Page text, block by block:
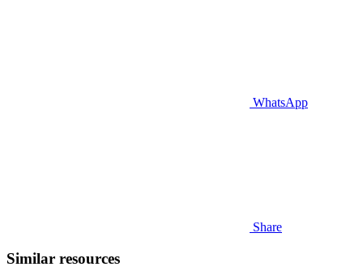
WhatsApp
Share
Similar resources